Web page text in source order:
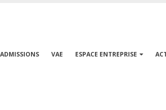
ADMISSIONS VAE ESPACE ENTREPRISE